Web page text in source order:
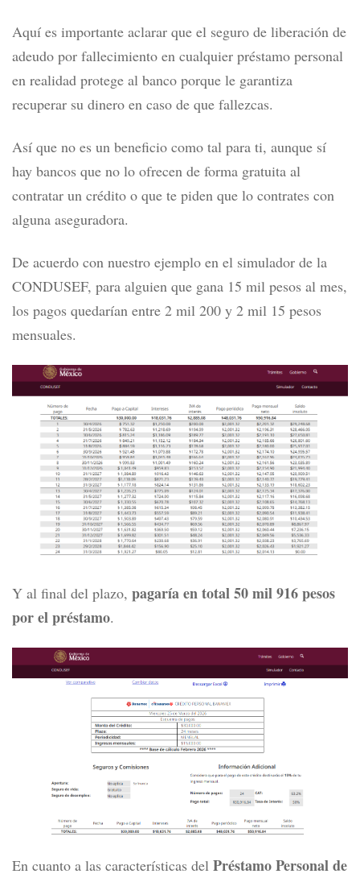
Aquí es importante aclarar que el seguro de liberación de
adeudo por fallecimiento en cualquier préstamo personal
en realidad protege al banco porque le garantiza
recuperar su dinero en caso de que fallezcas.
Así que no es un beneficio como tal para ti, aunque sí
hay bancos que no lo ofrecen de forma gratuita al
contratar un crédito o que te piden que lo contrates con
alguna aseguradora.
De acuerdo con nuestro ejemplo en el simulador de la
CONDUSEF, para alguien que gana 15 mil pesos al mes,
los pagos quedarían entre 2 mil 200 y 2 mil 15 pesos
mensuales.
Y al final del plazo, pagaría en total 50 mil 916 pesos
por el préstamo.
En cuanto a las características del Préstamo Personal de